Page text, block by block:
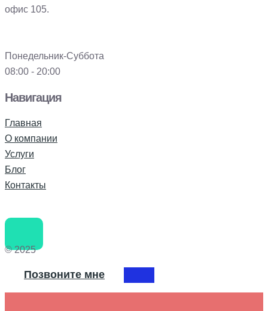
офис 105.
Понедельник-Суббота
08:00 - 20:00
Навигация
Главная
О компании
Услуги
Блог
Контакты
© 2025
Позвоните мне